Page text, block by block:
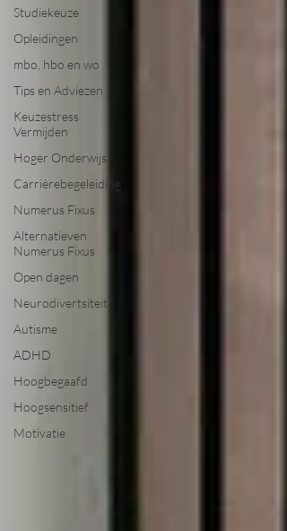
Studiekeuze
Opleidingen
mbo, hbo en wo
Tips en Adviezen
Keuzestress
Vermijden
Hoger Onderwijs
Carrièrebegeleiding
Numerus Fixus
Alternatieven
Numerus Fixus
Open dagen
Neurodivertsiteit
Autisme
ADHD
Hoogbegaafd
Hoogsensitief
Motivatie